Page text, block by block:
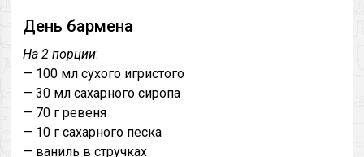
День бармена
На 2 порции:
— 100 мл сухого игристого
— 30 мл сахарного сиропа
— 70 г ревеня
— 10 г сахарного песка
— ваниль в стручках